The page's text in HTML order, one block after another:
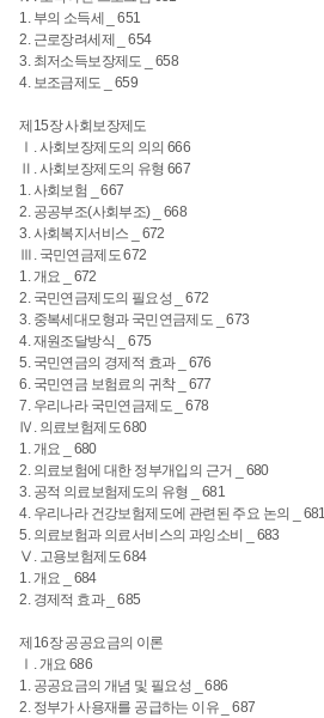
1. 부의 소득세 _ 651
2. 근로장려세제 _ 654
3. 최저소득보장제도 _ 658
4. 보조금제도 _ 659
제15장 사회보장제도
Ⅰ. 사회보장제도의 의의 666
Ⅱ. 사회보장제도의 유형 667
1. 사회보험 _ 667
2. 공공부조(사회부조) _ 668
3. 사회복지서비스 _ 672
Ⅲ. 국민연금제도 672
1. 개요 _ 672
2. 국민연금제도의 필요성 _ 672
3. 중복세대모형과 국민연금제도 _ 673
4. 재원조달방식 _ 675
5. 국민연금의 경제적 효과 _ 676
6. 국민연금 보험료의 귀착 _ 677
7. 우리나라 국민연금제도 _ 678
Ⅳ. 의료보험제도 680
1. 개요 _ 680
2. 의료보험에 대한 정부개입의 근거 _ 680
3. 공적 의료보험제도의 유형 _ 681
4. 우리나라 건강보험제도에 관련된 주요 논의 _ 681
5. 의료보험과 의료서비스의 과잉소비 _ 683
Ⅴ. 고용보험제도 684
1. 개요 _ 684
2. 경제적 효과 _ 685
제16장 공공요금의 이론
Ⅰ. 개요 686
1. 공공요금의 개념 및 필요성 _ 686
2. 정부가 사용재를 공급하는 이유 _ 687